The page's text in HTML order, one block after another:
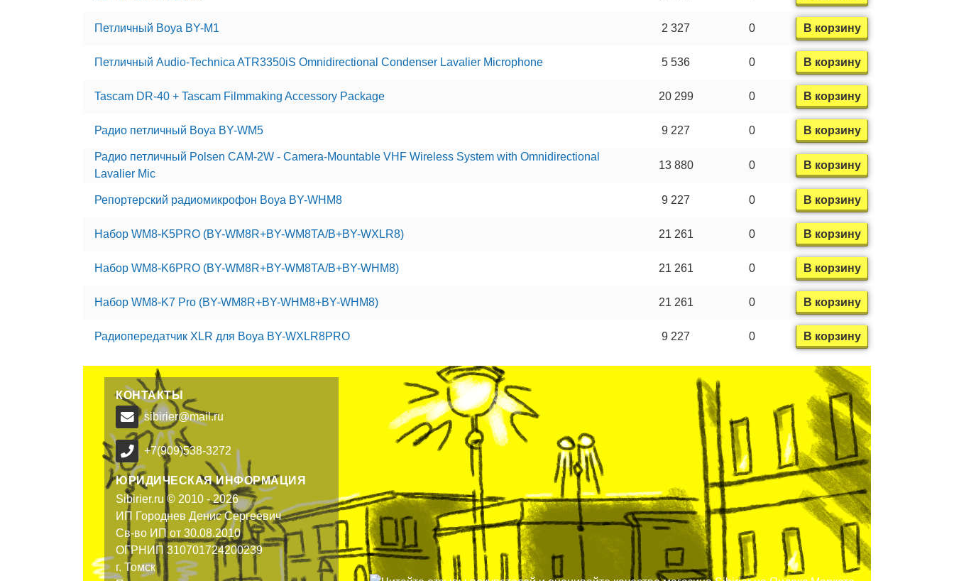
Петличный Boya BY-M1 2 327 0 В корзину
Петличный Audio-Technica ATR3350iS Omnidirectional Condenser Lavalier Microphone 5 536 0 В корзину
Tascam DR-40 + Tascam Filmmaking Accessory Package 20 299 0 В корзину
Радио петличный Boya BY-WM5 9 227 0 В корзину
Радио петличный Polsen CAM-2W - Camera-Mountable VHF Wireless System with Omnidirectional
Lavalier Mic
13 880 0 В корзину
Репортерский радиомикрофон Boya BY-WHM8 9 227 0 В корзину
Набор WM8-K5PRO (BY-WM8R+BY-WM8TA/B+BY-WXLR8) 21 261 0 В корзину
Набор WM8-K6PRO (BY-WM8R+BY-WM8TA/B+BY-WHM8) 21 261 0 В корзину
Набор WM8-K7 Pro (BY-WM8R+BY-WHM8+BY-WHM8) 21 261 0 В корзину
Радиопередатчик XLR для Boya BY-WXLR8PRO 9 227 0 В корзину
КОНТАКТЫ
sibirier@mail.ru
+7(909)538-3272
ЮРИДИЧЕСКАЯ ИНФОРМАЦИЯ
Sibirier.ru © 2010 - 2026
ИП Городнев Денис Сергеевич
Св-во ИП от 30.08.2010
ОГРНИП 310701724200239
г. Томск